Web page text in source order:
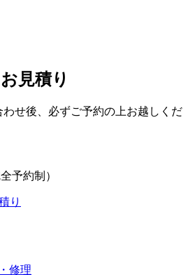
見積り
せ後、必ずご予約の上お越しくだ
予約制）
り
修理